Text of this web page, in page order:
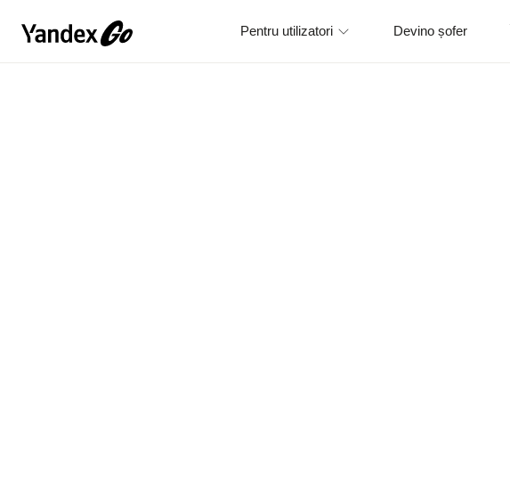
Pentru utilizatori Devino șofer